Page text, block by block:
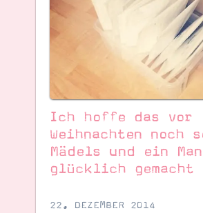
Ich hoffe das vor
Weihnachten noch
Mädels und ein
glücklich gemacht
22. DEZEMBER 2014